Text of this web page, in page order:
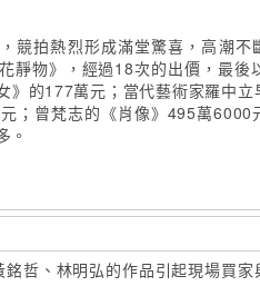
競拍熱烈形成滿堂驚喜，高潮不
靜物》，經過18次的出價，最後
》的177萬元；當代藝術家羅中立
；曾梵志的《肖像》495萬6000
。
哲、林明弘的作品引起現場買